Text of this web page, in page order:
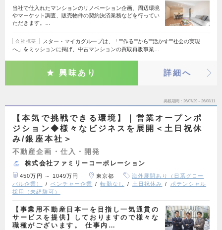
当社で仕入れたマンションのリノベーション企画、周辺環境
やマーケット調査、販売物件の契約決済業務などを行ってい
ただきます。…
会社概要
スター・マイカグループは、「""作る""から""活かす""社会の実現
へ」をミッションに掲げ、中古マンションの買取再販事業…
興味あり 詳細へ
掲載期間 26/07/29～26/08/11
【本気で挑戦できる環境】｜営業オープンポ
ジション◆様々なビジネスを展開＜土日祝休
み/銀座本社＞
不動産企画・仕入・開発
株式会社ファミリーコーポレーション
450万円 ～ 1049万円 東京都
海外展開あり（日系グロー
バル企業）
ベンチャー企業 転勤なし 土日祝休み
ポテンシャル
採用（未経験可）
【事業用不動産日本一を目指し一気通貫の
サービスを提供】しておりますので様々な
職種がございます。 仕事内…